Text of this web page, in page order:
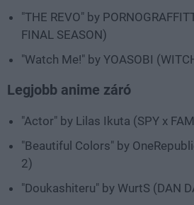
"THE REVO" by
FINAL SEASON)
"Watch Me!" by YOASOBI
Legjobb anime záró
"Actor" by Lilas Ikuta (SPY x
"Beautiful Colors" by
2)
"Doukashiteru" by WurtS (DAN